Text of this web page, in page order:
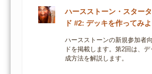
ハースストーン・スター
ド #2: デッキを作ってみよ
ハースストーンの新規参加者
ドを掲載します。第2回は、
成方法を解説します。